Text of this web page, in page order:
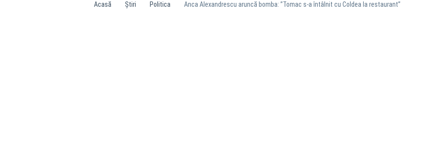
Acasă Știri Politica Anca Alexandrescu aruncă bomba: ”Tomac s-a întâlnit cu Coldea la restaurant”